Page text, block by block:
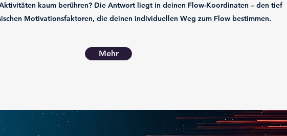
kaum berühren? Die Antwort liegt in deinen Flow-Koordinaten – den tief
Motivationsfaktoren, die deinen individuellen Weg zum Flow bestimmen.
Mehr